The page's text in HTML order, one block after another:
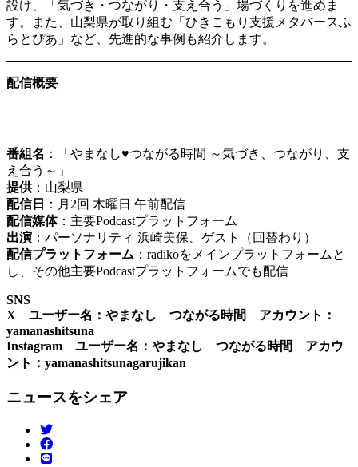
設け、「気づき・つながり・支え合う」場づくりを進めま
す。また、山梨県が取り組む「ひきこもり支援メタバースふ
らとぴあ」など、先進的な事例も紹介します。
配信概要
番組名 ：「やまなし♥つながる時間 ～気づき、つながり、支
え合う～」
提供：山梨県
配信日
：月2回 木曜日 午前配信
配信媒体：主要Podcastプラットフォーム
出演 ：パーソナリティ 浜崎美保、ゲスト（回替わり）
配信プラットフォーム ：radikoをメインプラットフォームと
し、その他主要Podcastプラットフォームでも配信
SNS
X ユーザー名：やまなし つながる時間 アカウント：
yamanashitsuna
Instagram ユーザー名：やまなし つながる時間 アカウ
ント：yamanashitsunagarujikan
ニュースをシェア